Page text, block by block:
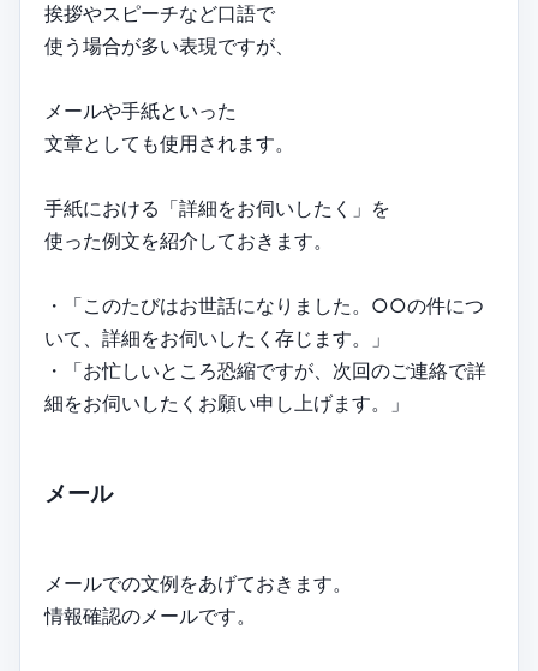
挨拶やスピーチなど口語で
使う場合が多い表現ですが、
メールや手紙といった
文章としても使用されます。
手紙における「詳細をお伺いしたく」を
使った例文を紹介しておきます。
・「このたびはお世話になりました。○○の件につ
いて、詳細をお伺いしたく存じます。」
・「お忙しいところ恐縮ですが、次回のご連絡で詳
細をお伺いしたくお願い申し上げます。」
メール
メールでの文例をあげておきます。
情報確認のメールです。